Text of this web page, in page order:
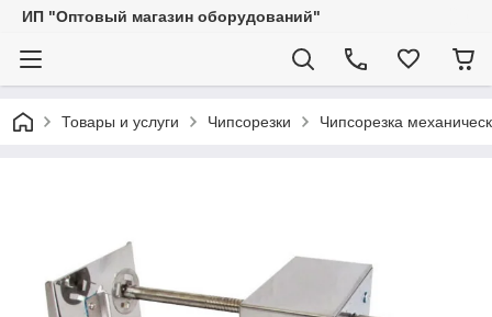
ИП "Оптовый магазин оборудований"
Товары и услуги Чипсорезки Чипсорезка